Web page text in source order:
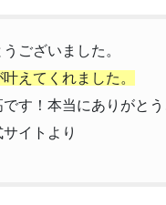
ございました。
えてくれました。
す！本当にありがとう
イトより